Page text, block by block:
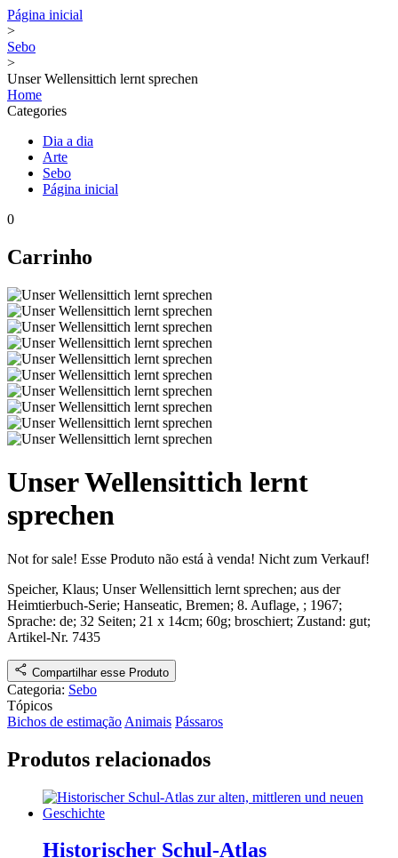
Página inicial
>
Sebo
>
Unser Wellensittich lernt sprechen
Home
Categories
Dia a dia
Arte
Sebo
Página inicial
0
Carrinho
Unser Wellensittich lernt
sprechen
Not for sale! Esse Produto não está à venda! Nicht zum Verkauf!
Speicher, Klaus; Unser Wellensittich lernt sprechen; aus der
Heimtierbuch-Serie; Hanseatic, Bremen; 8. Auflage, ; 1967;
Sprache: de; 32 Seiten; 21 x 14cm; 60g; broschiert; Zustand: gut;
Artikel-Nr. 7435
Compartilhar esse Produto
Categoria: Sebo
Tópicos
Bichos de estimação Animais Pássaros
Produtos relacionados
Historischer Schul-Atlas